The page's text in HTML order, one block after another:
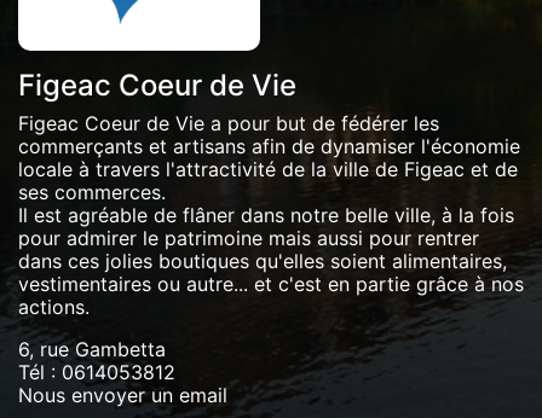
Figeac Coeur de Vie
Figeac Coeur de Vie a pour but de fédérer les
commerçants et artisans afin de dynamiser l'économie
locale à travers l'attractivité de la ville de Figeac et de
ses commerces.
Il est agréable de flâner dans notre belle ville, à la fois
pour admirer le patrimoine mais aussi pour rentrer
dans ces jolies boutiques qu'elles soient alimentaires,
vestimentaires ou autre... et c'est en partie grâce à nos
actions.
6, rue Gambetta
Tél : 0614053812
Nous envoyer un email